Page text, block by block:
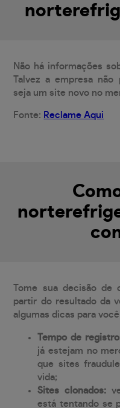
Não há informações
Talvez a empresa não
seja um site novo no
Fonte: Reclame Aqui
Tome sua decisão de
partir do resultado da
algumas dicas para
Tempo de
já estejam no
que sites
vida;
Sites clonados:
está tentando se